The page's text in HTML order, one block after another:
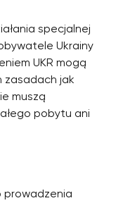
specjalnej
Ukrainy
UKR mogą
zasadach jak
muszą
pobytu ani
prowadzenia